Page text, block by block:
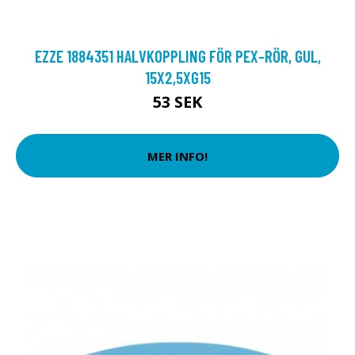
EZZE 1884351 HALVKOPPLING FÖR PEX-RÖR, GUL,
15X2,5XG15
53 SEK
MER INFO!